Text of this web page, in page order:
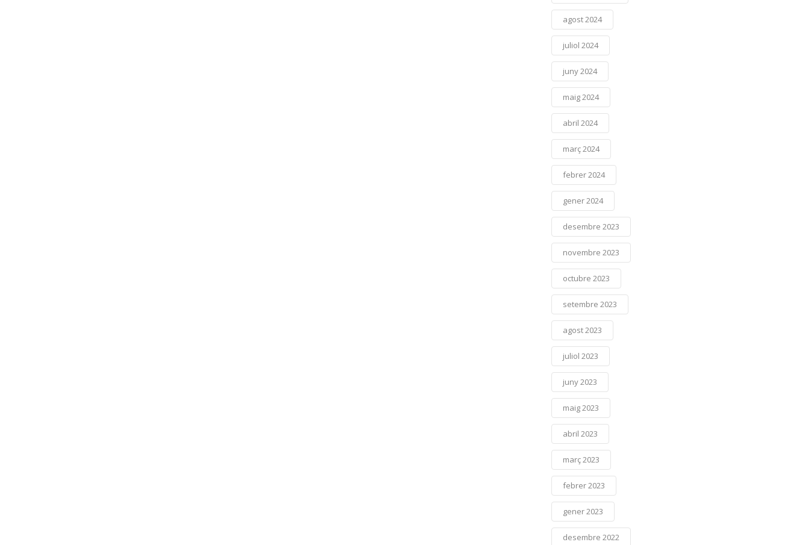
agost 2024
juliol 2024
juny 2024
maig 2024
abril 2024
març 2024
febrer 2024
gener 2024
desembre 2023
novembre 2023
octubre 2023
setembre 2023
agost 2023
juliol 2023
juny 2023
maig 2023
abril 2023
març 2023
febrer 2023
gener 2023
desembre 2022